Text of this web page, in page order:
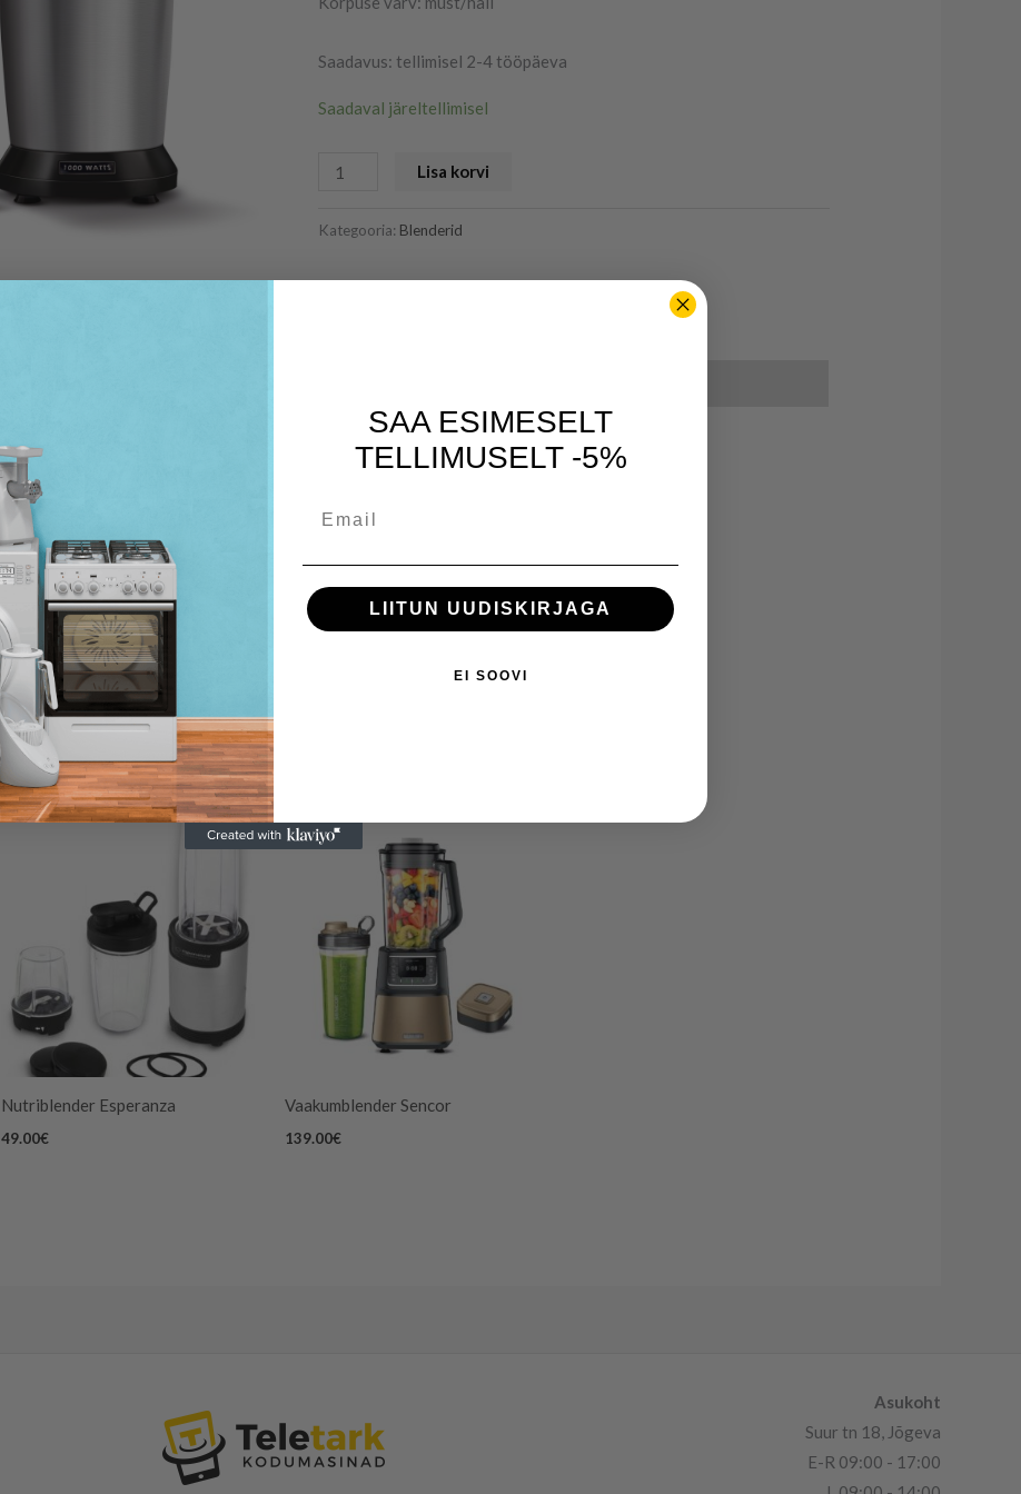
Saadavus: tellimisel 2-4 tööpäeva
Saadaval järeltellimisel
Lisa korvi
Kategooria: Blenderid
Nutriblender Esperanza
49.00€
Vaakumblender Sencor
139.00€
Asukoht
Suur tn 18, Jõgeva
E-R 09:00 - 17:00
SAA ESIMESELT
TELLIMUSELT -5%
LIITUN UUDISKIRJAGA
EI SOOVI